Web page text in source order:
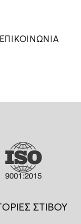
ΕΠΙΚΟΙΝΩΝΙΑ
ΣΤΙΒΟΥ